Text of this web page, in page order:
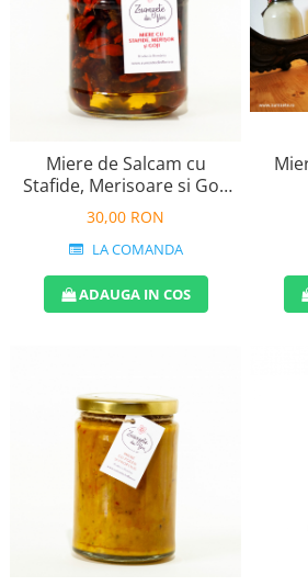
Miere de Salcam cu
Stafide, Merisoare si Goji
240g
30,00 RON
LA COMANDA
ADAUGA IN COS